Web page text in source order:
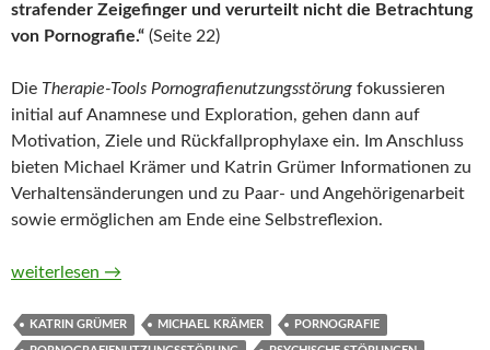
strafender Zeigefinger und verurteilt nicht die Betrachtung
von Pornografie.“ (Seite 22)
Die Therapie-Tools Pornografienutzungsstörung fokussieren
initial auf Anamnese und Exploration, gehen dann auf
Motivation, Ziele und Rückfallprophylaxe ein. Im Anschluss
bieten Michael Krämer und Katrin Grümer Informationen zu
Verhaltensänderungen und zu Paar- und Angehörigenarbeit
sowie ermöglichen am Ende eine Selbstreflexion.
Therapie-Tools Pornografienutzungsstörung von Michael
weiterlesen →
KATRIN GRÜMER MICHAEL KRÄMER PORNOGRAFIE